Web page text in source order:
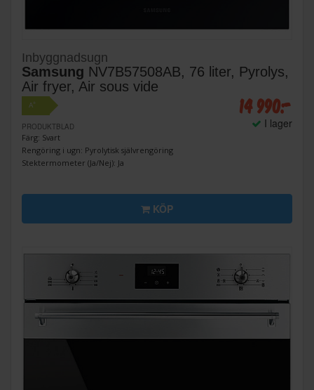
Inbyggnadsugn
Samsung NV7B57508AB, 76 liter, Pyrolys,
Air fryer, Air sous vide
A+
PRODUKTBLAD
Färg: Svart
Rengöring i ugn: Pyrolytisk självrengöring
Stektermometer (Ja/Nej): Ja
14 990:-
I lager
KÖP